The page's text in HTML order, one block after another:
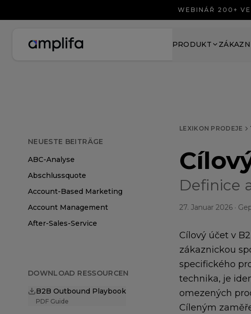
WEBINÁŘ 200+
PRODUKT
NEUESTE BEITRÄGE
ABC-Analyse
Abschlussquote
Account-Based Marketing
Account Management
After-Sales-Service
DOWNLOAD RESSOURCEN
B2B Outbound Playbook
PDF Guide
LEXIKON PRODEJE
Definice
27. Januar 2026 ·
Cílový účet v
zákaznickou
specifického
technika, je
omezených
Cíleným